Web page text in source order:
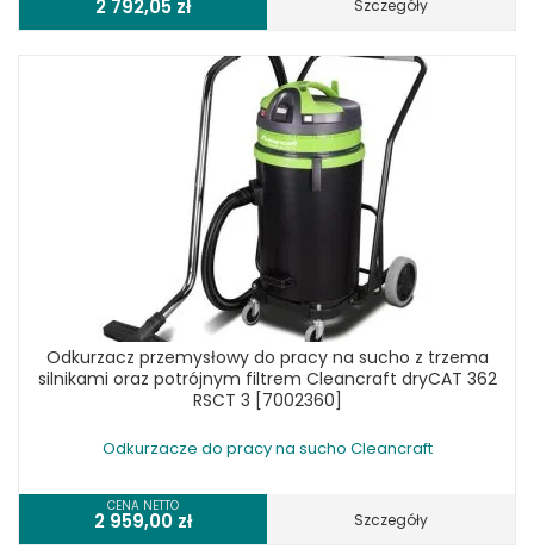
2 792,05 zł Szczegóły
Odkurzacz przemysłowy do pracy na sucho z trzema
silnikami oraz potrójnym filtrem Cleancraft dryCAT 362
RSCT 3 [7002360]
Odkurzacze do pracy na sucho Cleancraft
CENA NETTO
2 959,00 zł Szczegóły